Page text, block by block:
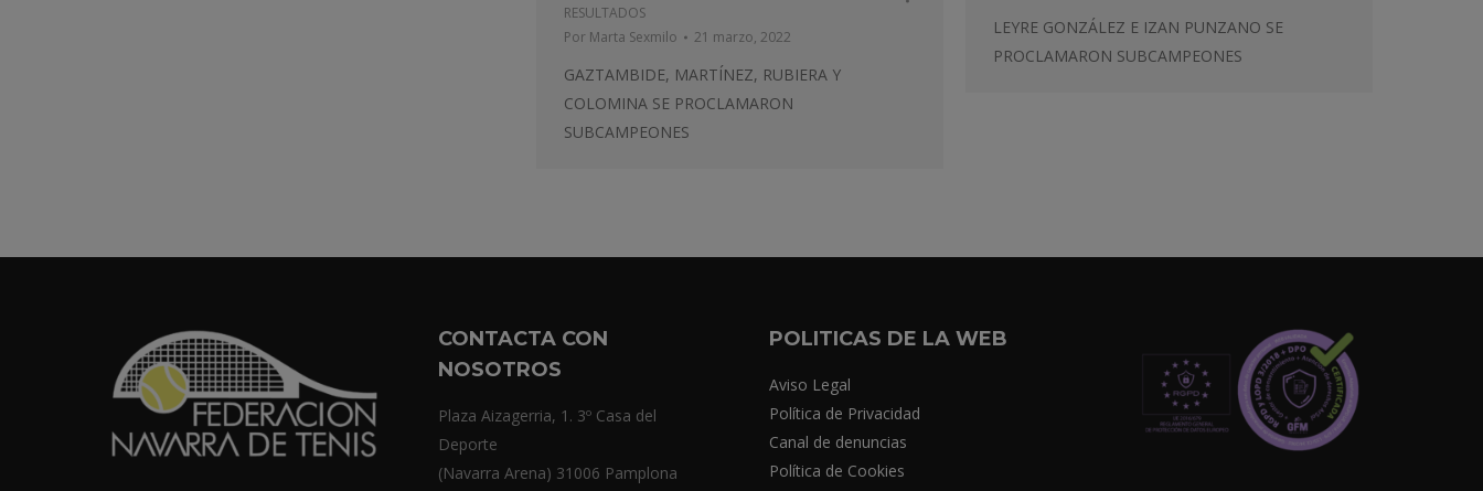
RESULTADOS
Por Marta Sexmilo 21 marzo, 2022
GAZTAMBIDE, MARTÍNEZ, RUBIERA Y
COLOMINA SE PROCLAMARON
SUBCAMPEONES
LEYRE GONZÁLEZ E IZAN PUNZANO SE
PROCLAMARON SUBCAMPEONES
CONTACTA CON
NOSOTROS
Plaza Aizagerria, 1. 3º Casa del
Deporte
(Navarra Arena) 31006 Pamplona
POLITICAS DE LA WEB
Aviso Legal
Política de Privacidad
Canal de denuncias
Política de Cookies